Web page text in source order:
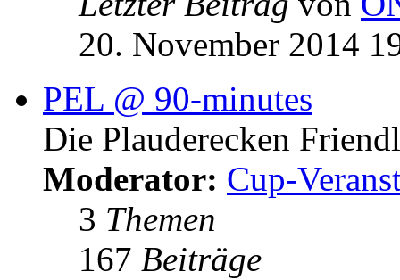
20. November 2014
PEL @ 90-minutes
Die Plauderecken
Moderator: Cup-
3 Themen
167 Beiträge